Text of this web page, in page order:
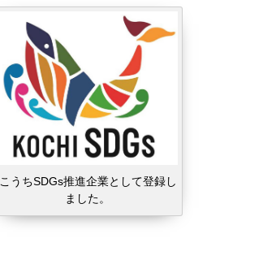
こうちSDGs推進企業として登録し
ました。